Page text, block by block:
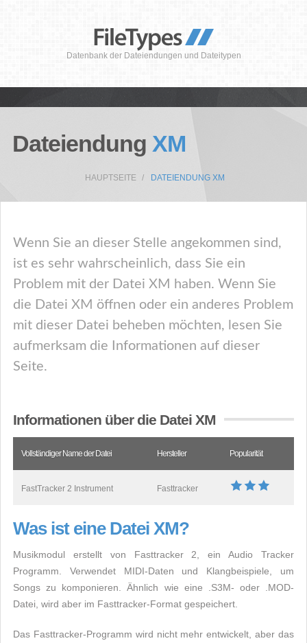
Datenbank der Dateiendungen und Dateitypen
Dateiendung XM
HAUPTSEITE DATEIENDUNG XM
Wenn Sie an dieser Stelle angekommen sind,
ist es sehr wahrscheinlich, dass Sie ein
Problem mit der Datei XM haben. Wenn Sie
die Datei XM öffnen oder ein anderes Problem
mit dieser Datei beheben möchten, lesen Sie
aufmerksam die Informationen auf dieser
Seite.
Informationen über die Datei XM
Vollständiger Name der Datei Hersteller Popularität
FastTracker 2 Instrument Fasttracker
Was ist eine Datei XM?
Musikmodul erstellt von Fasttracker 2, ein Audio Tracker
Programm. Verwendet MIDI-Daten und Klangbeispiele, um
Songs zu komponieren. Ähnlich wie eine .S3M- oder .MOD-
Datei, wird aber im Fasttracker-Format gespeichert.
Das Fasttracker-Programm wird nicht mehr entwickelt, aber das